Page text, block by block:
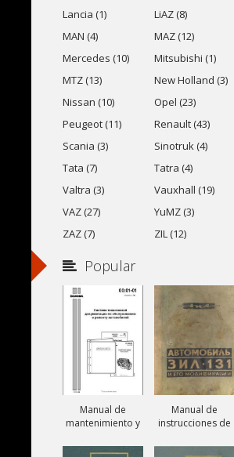
Lancia (1)
LiAZ (8)
MAN (4)
MAZ (12)
Mercedes (10)
Mitsubishi (1)
MTZ (13)
New Holland (3)
Nissan (10)
Opel (23)
Peugeot (11)
Renault (43)
Scania (3)
Sinotruk (4)
Tata (7)
Tatra (4)
Valtra (3)
Vauxhall (19)
VAZ (27)
YuMZ (3)
ZAZ (7)
ZIL (12)
Popular
Manual de
mantenimiento y
camiones Scania
Manual de
instrucciones de
ZIL-131A y ZIL-